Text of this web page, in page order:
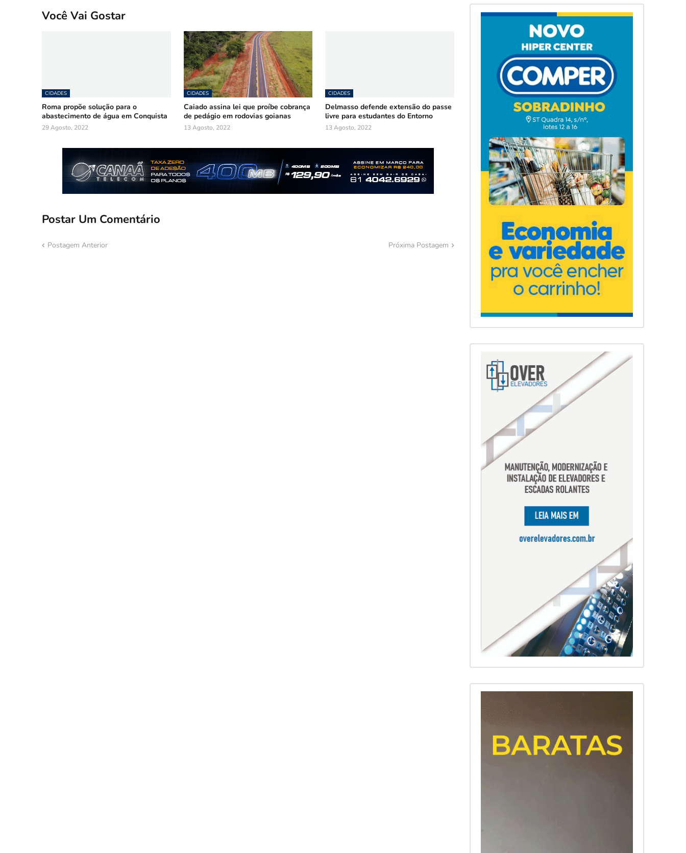
Você Vai Gostar
CIDADES
Roma propõe solução para o
abastecimento de água em Conquista
29 Agosto, 2022
CIDADES
Caiado assina lei que proíbe cobrança
de pedágio em rodovias goianas
13 Agosto, 2022
CIDADES
Delmasso defende extensão do passe
livre para estudantes do Entorno
13 Agosto, 2022
Postar Um Comentário
Postagem Anterior Próxima Postagem